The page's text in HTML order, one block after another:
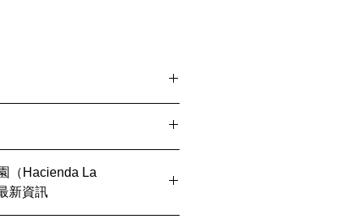
（Hacienda La
新資訊